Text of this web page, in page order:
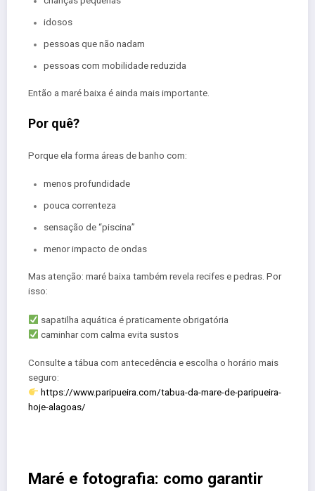
idosos
pessoas que não nadam
pessoas com mobilidade reduzida
Então a maré baixa é ainda mais importante.
Por quê?
Porque ela forma áreas de banho com:
menos profundidade
pouca correnteza
sensação de “piscina”
menor impacto de ondas
Mas atenção: maré baixa também revela recifes e pedras. Por
isso:
sapatilha aquática é praticamente obrigatória
caminhar com calma evita sustos
Consulte a tábua com antecedência e escolha o horário mais
seguro:
https://www.paripueira.com/tabua-da-mare-de-paripueira-
hoje-alagoas/
Maré e fotografia: como garantir